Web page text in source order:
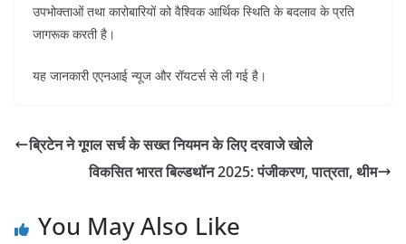
उपभोक्ताओं तथा कारोबारियों को वैश्विक आर्थिक स्थिति के बदलाव के प्रति
जागरूक करती है।
यह जानकारी एएनआई न्यूज और रॉयटर्स से ली गई है ।
ब्रिटेन ने गूगल सर्च के सख्त नियमन के लिए दरवाजे खोले
विकसित भारत बिल्डथॉन 2025: पंजीकरण, पात्रता, थीम
You May Also Like